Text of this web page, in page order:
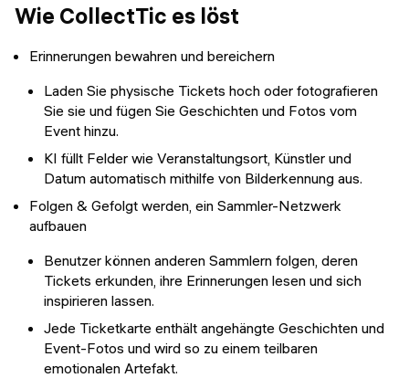
Wie CollectTic es löst
Erinnerungen bewahren und bereichern
Laden Sie physische Tickets hoch oder fotografieren
Sie sie und fügen Sie Geschichten und Fotos vom
Event hinzu.
KI füllt Felder wie Veranstaltungsort, Künstler und
Datum automatisch mithilfe von Bilderkennung aus.
Folgen & Gefolgt werden, ein Sammler-Netzwerk
aufbauen
Benutzer können anderen Sammlern folgen, deren
Tickets erkunden, ihre Erinnerungen lesen und sich
inspirieren lassen.
Jede Ticketkarte enthält angehängte Geschichten und
Event-Fotos und wird so zu einem teilbaren
emotionalen Artefakt.